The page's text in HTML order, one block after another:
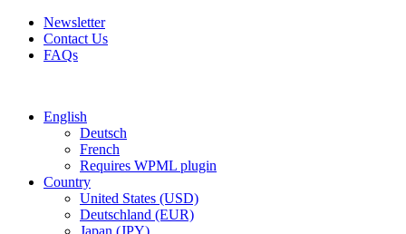
Newsletter
Contact Us
FAQs
English
Deutsch
French
Requires WPML plugin
Country
United States (USD)
Deutschland (EUR)
Japan (JPY)